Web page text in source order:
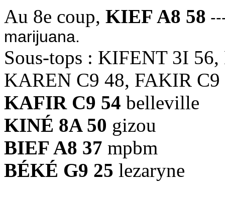
Au 8e coup, KIEF A8 58
marijuana.
Sous-tops : KIFENT 3I
KAREN C9 48, FAKIR C9
KAFIR C9 54 belleville
KINÉ 8A 50 gizou
BIEF A8 37 mpbm
BÉKÉ G9 25 lezaryne